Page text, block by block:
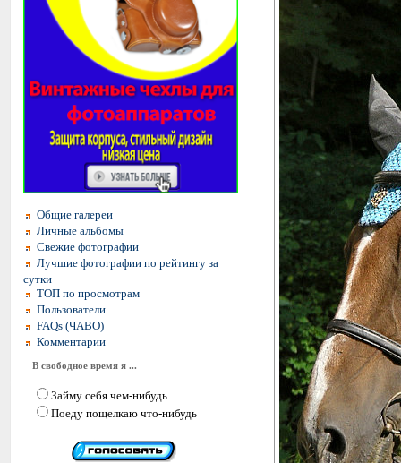
Общие галереи
Личные альбомы
Свежие фотографии
Лучшие фотографии по рейтингу за
сутки
ТОП по просмотрам
Пользователи
FAQs (ЧАВО)
Комментарии
В свободное время я ...
Займу себя чем-нибудь
Поеду пощелкаю что-нибудь